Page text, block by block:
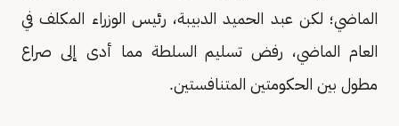
الماضي؛ لكن عبد الحميد الدبيبة، رئيس الوزراء المكلف في
العام الماضي، رفض تسليم السلطة مما أدى إلى صراع
مطول بين الحكومتين المتنافستين.